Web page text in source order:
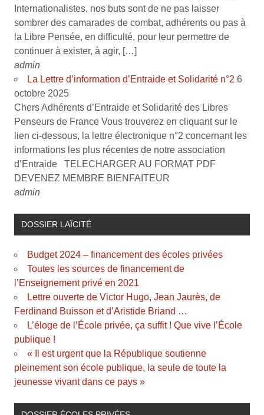
Internationalistes, nos buts sont de ne pas laisser
sombrer des camarades de combat, adhérents ou pas à
la Libre Pensée, en difficulté, pour leur permettre de
continuer à exister, à agir, […]
admin
La Lettre d’information d’Entraide et Solidarité n°2 6
octobre 2025
Chers Adhérents d’Entraide et Solidarité des Libres
Penseurs de France Vous trouverez en cliquant sur le
lien ci-dessous, la lettre électronique n°2 concernant les
informations les plus récentes de notre association
d’Entraide TELECHARGER AU FORMAT PDF
DEVENEZ MEMBRE BIENFAITEUR
admin
DOSSIER LAÏCITÉ
Budget 2024 – financement des écoles privées
Toutes les sources de financement de
l’Enseignement privé en 2021
Lettre ouverte de Victor Hugo, Jean Jaurès, de
Ferdinand Buisson et d’Aristide Briand …
L’éloge de l’École privée, ça suffit ! Que vive l’École
publique !
« Il est urgent que la République soutienne
pleinement son école publique, la seule de toute la
jeunesse vivant dans ce pays »